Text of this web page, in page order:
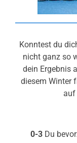
Konntest du
nicht ganz so
dein Ergebnis
diesem Winter
auf
0-3Du